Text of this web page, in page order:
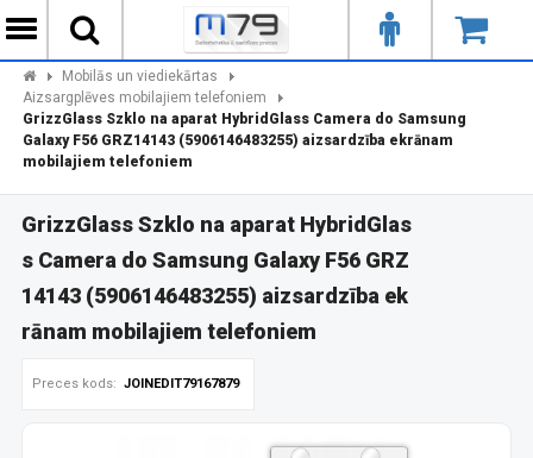
Mobilās un viediekārtas
Aizsargplēves mobilajiem telefoniem
GrizzGlass Szklo na aparat HybridGlass Camera do Samsung
Galaxy F56 GRZ14143 (5906146483255) aizsardzība ekrānam
mobilajiem telefoniem
GrizzGlass Szklo na aparat HybridGlas
s Camera do Samsung Galaxy F56 GRZ
14143 (5906146483255) aizsardzība ek
rānam mobilajiem telefoniem
Preces kods: JOINEDIT79167879